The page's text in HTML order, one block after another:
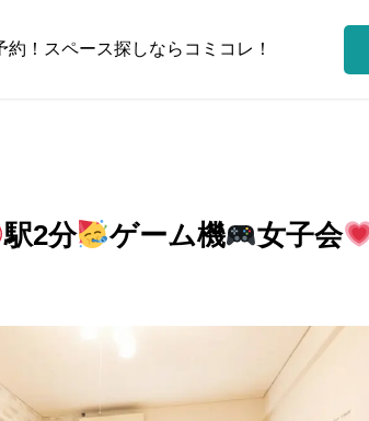
！スペース探しならコミコレ！
駅2分 ゲーム機 女子会